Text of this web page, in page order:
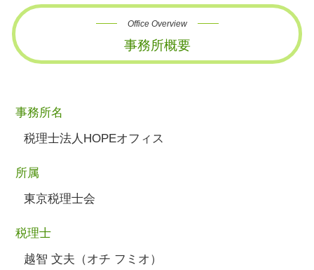
Office Overview
事務所概要
事務所名
税理士法人HOPEオフィス
所属
東京税理士会
税理士
越智 文夫（オチ フミオ）